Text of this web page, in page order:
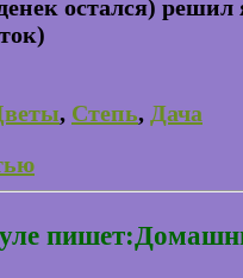
остался) решил
, Степь, Дача